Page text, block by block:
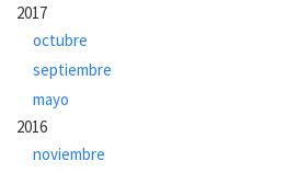
2017
octubre
septiembre
mayo
2016
noviembre